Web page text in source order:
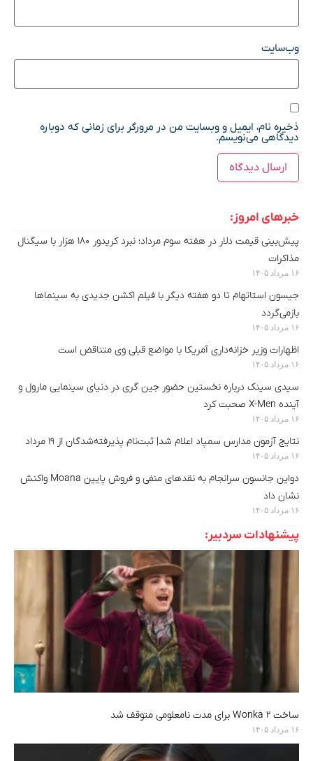
وب‌سایت
ذخیره نام، ایمیل و وبسایت من در مرورگر برای زمانی که دوباره
دیدگاهی می‌نویسم.
خبرهای امروز:
پیش‌بینی قیمت دلار در هفته سوم مرداد؛ نبرد کریدور ۱۸۰ هزار با سیگنال
مذاکرات
۱۶ مرداد ۱۴۰۵
جیسون استاتهام تا دو هفته دیگر با فیلم اکشن جدیدی به سینماها
بازمی‌گردد
۱۶ مرداد ۱۴۰۵
اظهارات وزیر خزانه‌داری آمریکا با مواضع قبلی وی متناقض است
۱۶ مرداد ۱۴۰۵
سیدی سینک درباره نخستین حضور جین گری در دنیای سینمایی مارول و
آینده X-Men صحبت کرد
۱۶ مرداد ۱۴۰۵
نتایج آزمون مدارس سمپاد اعلام شد| ثبت‌نام پذیرفته‌شدگان از ۱۹ مرداد
۱۶ مرداد ۱۴۰۵
دواین جانسون سرانجام به نقدهای منفی و فروش پایین Moana واکنش
نشان داد
۱۶ مرداد ۱۴۰۵
پیشنهادات سردبیر:
ساخت Wonka 2 برای مدت نامعلومی متوقف شد
۱۶ مرداد ۱۴۰۵